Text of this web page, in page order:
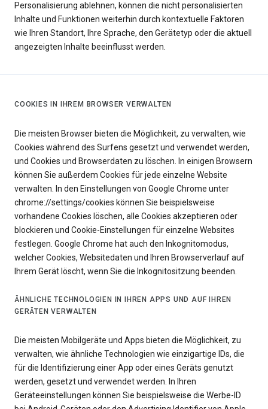
Personalisierung ablehnen, können die nicht personalisierten
Inhalte und Funktionen weiterhin durch kontextuelle Faktoren
wie Ihren Standort, Ihre Sprache, den Gerätetyp oder die aktuell
angezeigten Inhalte beeinflusst werden.
COOKIES IN IHREM BROWSER VERWALTEN
Die meisten Browser bieten die Möglichkeit, zu verwalten, wie
Cookies während des Surfens gesetzt und verwendet werden,
und Cookies und Browserdaten zu löschen. In einigen Browsern
können Sie außerdem Cookies für jede einzelne Website
verwalten. In den Einstellungen von Google Chrome unter
chrome://settings/cookies können Sie beispielsweise
vorhandene Cookies löschen, alle Cookies akzeptieren oder
blockieren und Cookie-Einstellungen für einzelne Websites
festlegen. Google Chrome hat auch den Inkognitomodus,
welcher Cookies, Websitedaten und Ihren Browserverlauf auf
Ihrem Gerät löscht, wenn Sie die Inkognitositzung beenden.
ÄHNLICHE TECHNOLOGIEN IN IHREN APPS UND AUF IHREN
GERÄTEN VERWALTEN
Die meisten Mobilgeräte und Apps bieten die Möglichkeit, zu
verwalten, wie ähnliche Technologien wie einzigartige IDs, die
für die Identifizierung einer App oder eines Geräts genutzt
werden, gesetzt und verwendet werden. In Ihren
Geräteeinstellungen können Sie beispielsweise die Werbe-ID